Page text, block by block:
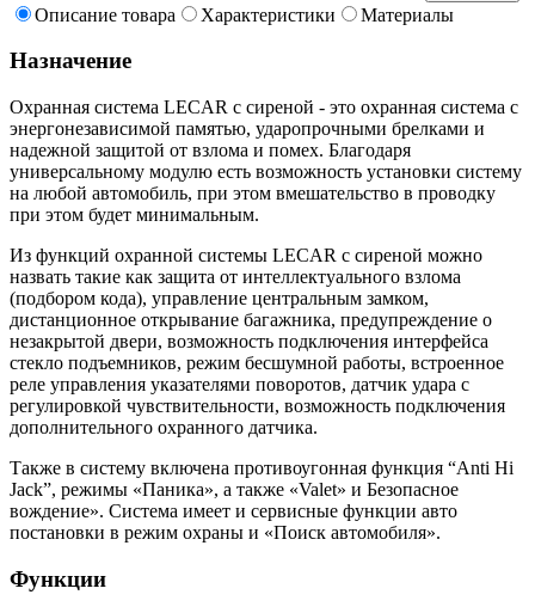
Описание товара Характеристики Материалы
Назначение
Охранная система LECAR с сиреной - это охранная система с
энергонезависимой памятью, ударопрочными брелками и
надежной защитой от взлома и помех. Благодаря
универсальному модулю есть возможность установки систему
на любой автомобиль, при этом вмешательство в проводку
при этом будет минимальным.
Из функций охранной системы LECAR с сиреной можно
назвать такие как защита от интеллектуального взлома
(подбором кода), управление центральным замком,
дистанционное открывание багажника, предупреждение о
незакрытой двери, возможность подключения интерфейса
стекло подъемников, режим бесшумной работы, встроенное
реле управления указателями поворотов, датчик удара с
регулировкой чувствительности, возможность подключения
дополнительного охранного датчика.
Также в систему включена противоугонная функция “Anti Hi
Jack”, режимы «Паника», а также «Valet» и Безопасное
вождение». Система имеет и сервисные функции авто
постановки в режим охраны и «Поиск автомобиля».
Функции